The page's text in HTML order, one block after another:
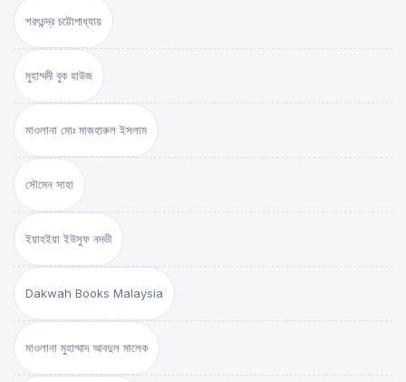
শরৎচন্দ্র চট্টোপাধ্যায়
মুহাম্মদী বুক হাউজ
মাওলানা মোঃ মাজহারুল ইসলাম
সৌমেন সাহা
ইয়াহইয়া ইউসুফ নদভী
Dakwah Books Malaysia
মাওলানা মুহাম্মাদ আবদুল মালেক